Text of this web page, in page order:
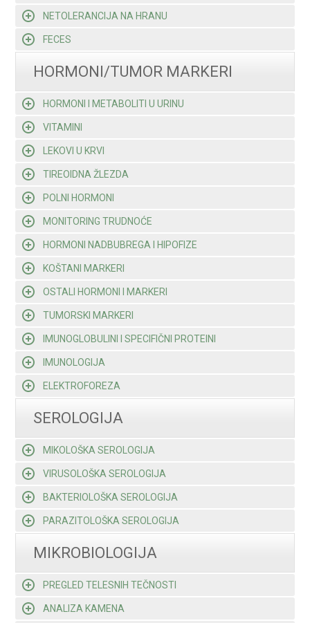
NETOLERANCIJA NA HRANU
FECES
HORMONI/TUMOR MARKERI
HORMONI I METABOLITI U URINU
VITAMINI
LEKOVI U KRVI
TIREOIDNA ŽLEZDA
POLNI HORMONI
MONITORING TRUDNOĆE
HORMONI NADBUBREGA I HIPOFIZE
KOŠTANI MARKERI
OSTALI HORMONI I MARKERI
TUMORSKI MARKERI
IMUNOGLOBULINI I SPECIFIČNI PROTEINI
IMUNOLOGIJA
ELEKTROFOREZA
SEROLOGIJA
MIKOLOŠKA SEROLOGIJA
VIRUSOLOŠKA SEROLOGIJA
BAKTERIOLOŠKA SEROLOGIJA
PARAZITOLOŠKA SEROLOGIJA
MIKROBIOLOGIJA
PREGLED TELESNIH TEČNOSTI
ANALIZA KAMENA